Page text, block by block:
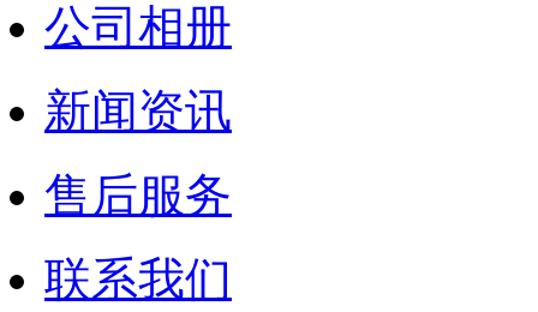
公司相册
新闻资讯
售后服务
联系我们